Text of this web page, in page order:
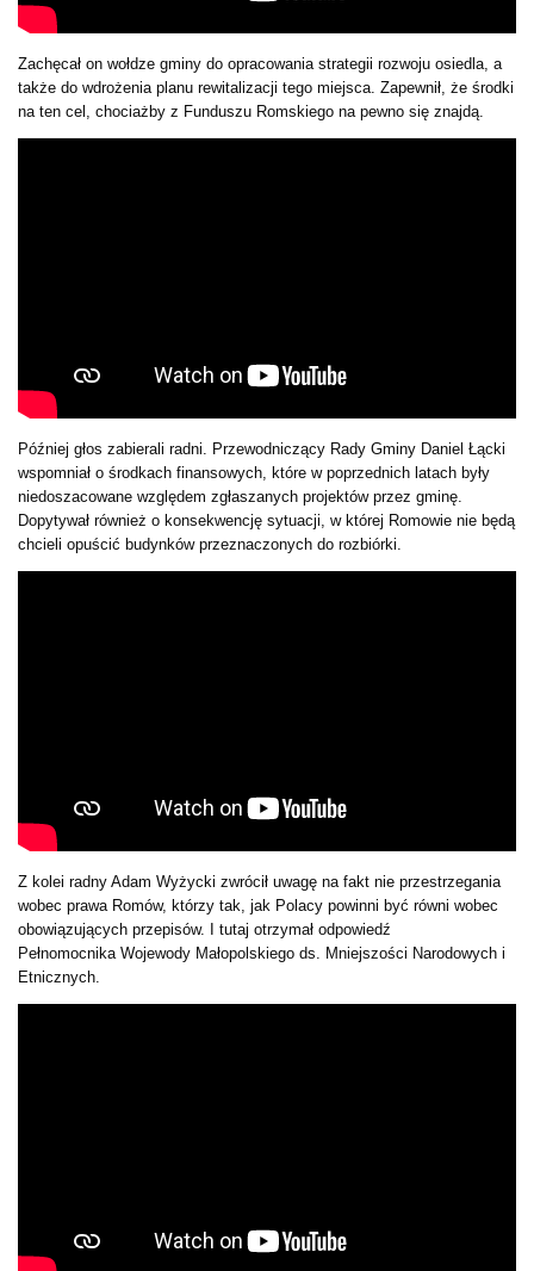
Zachęcał on wołdze gminy do opracowania strategii rozwoju osiedla, a
także do wdrożenia planu rewitalizacji tego miejsca. Zapewnił, że środki
na ten cel, chociażby z Funduszu Romskiego na pewno się znajdą.
Później głos zabierali radni. Przewodniczący Rady Gminy Daniel Łącki
wspomniał o środkach finansowych, które w poprzednich latach były
niedoszacowane względem zgłaszanych projektów przez gminę.
Dopytywał również o konsekwencję sytuacji, w której Romowie nie będą
chcieli opuścić budynków przeznaczonych do rozbiórki.
Z kolei radny Adam Wyżycki zwrócił uwagę na fakt nie przestrzegania
wobec prawa Romów, którzy tak, jak Polacy powinni być równi wobec
obowiązujących przepisów. I tutaj otrzymał odpowiedź
Pełnomocnika Wojewody Małopolskiego ds. Mniejszości Narodowych i
Etnicznych.